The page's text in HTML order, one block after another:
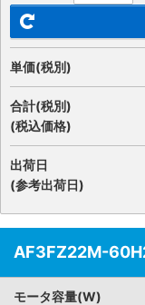
単価(税別)
合計(税別)
(税込価格)
出荷日
(参考出荷日)
AF3FZ22M-
モータ容量(W)